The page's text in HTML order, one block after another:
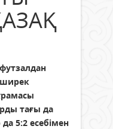
тағы да
5:2 есебімен